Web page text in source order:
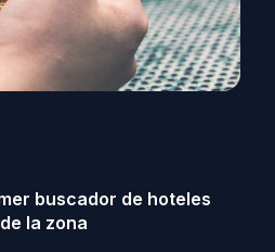
buscador de hoteles
la zona